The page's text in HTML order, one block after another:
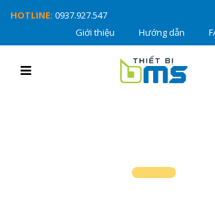
HOTLINE: 0937.927.547
Giới thiệu
Hướng dẫn